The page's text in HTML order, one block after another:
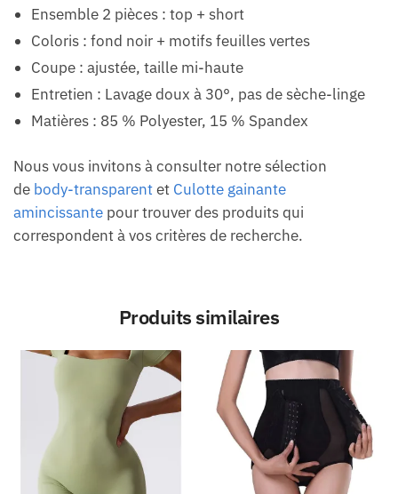
Ensemble 2 pièces : top + short
Coloris : fond noir + motifs feuilles vertes
Coupe : ajustée, taille mi-haute
Entretien : Lavage doux à 30°, pas de sèche-linge
Matières : 85 % Polyester, 15 % Spandex
Nous vous invitons à consulter notre sélection
de body-transparentet Culotte gainante
amincissante pour trouver des produits qui
correspondent à vos critères de recherche.
Produits similaires